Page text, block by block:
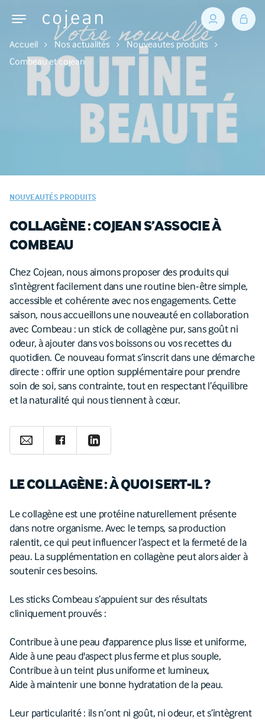
Accueil Nos actualités
Nouveautes produits
Combeau et cojean
NOUVEAUTÉS PRODUITS
COLLAGÈNE : COJEAN S’ASSOCIE À
COMBEAU
Chez Cojean, nous aimons proposer des produits qui
s’intègrent facilement dans une routine bien-être simple,
accessible et cohérente avec nos engagements. Cette
saison, nous accueillons une nouveauté en collaboration
avec Combeau : un stick de collagène pur, sans goût ni
odeur, à ajouter dans vos boissons ou vos recettes du
quotidien. Ce nouveau format s’inscrit dans une démarche
directe : offrir une option supplémentaire pour prendre
soin de soi, sans contrainte, tout en respectant l’équilibre
et la naturalité qui nous tiennent à cœur.
LE COLLAGÈNE : À QUOI SERT-IL ?
Le collagène est une protéine naturellement présente
dans notre organisme. Avec le temps, sa production
ralentit, ce qui peut influencer l’aspect et la fermeté de la
peau. La supplémentation en collagène peut alors aider à
soutenir ces besoins.
Les sticks Combeau s’appuient sur des résultats
cliniquement prouvés :
Contribue à une peau d'apparence plus lisse et uniforme,
Aide à une peau d'aspect plus ferme et plus souple,
Contribue à un teint plus uniforme et lumineux,
Aide à maintenir une bonne hydratation de la peau.
Leur particularité : ils n’ont ni goût, ni odeur, et s’intègrent